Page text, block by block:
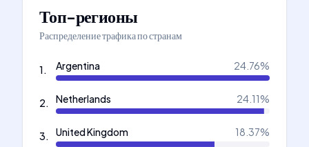
Топ-регионы
Распределение трафика по странам
1. Argentina 24.76%
2. Netherlands 24.11%
3. United Kingdom 18.37%